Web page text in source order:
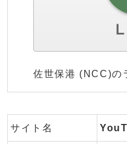
佐世保港 (NCC)の
サイト名